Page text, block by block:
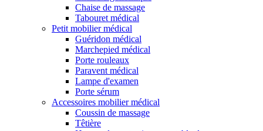
Chaise de massage
Tabouret médical
Petit mobilier médical
Guéridon médical
Marchepied médical
Porte rouleaux
Paravent médical
Lampe d'examen
Porte sérum
Accessoires mobilier médical
Coussin de massage
Têtière